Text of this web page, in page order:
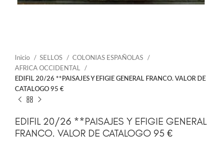
Inicio SELLOS
COLONIAS ESPAÑOLAS
AFRICA OCCIDENTAL
EDIFIL 20/26 **PAISAJES Y EFIGIE GENERAL FRANCO. VALOR DE
CATALOGO 95 €
EDIFIL 20/26 **PAISAJES Y EFIGIE GENERAL
FRANCO. VALOR DE CATALOGO 95 €